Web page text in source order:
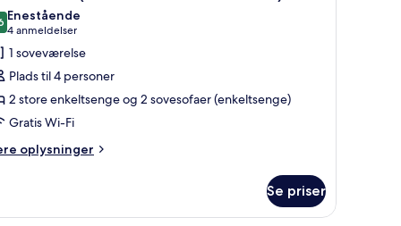
ud af 10
Enestående
4 anmeldelser
(4
anmeldelser)
1 soveværelse
Plads til 4 personer
2 store enkeltsenge og 2 sovesofaer (enkeltsenge)
Gratis Wi-Fi
oplysninger
Se priser